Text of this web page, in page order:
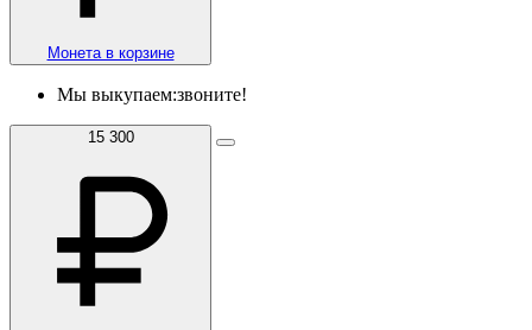
Монета в корзине
Мы выкупаем:звоните!
15 300